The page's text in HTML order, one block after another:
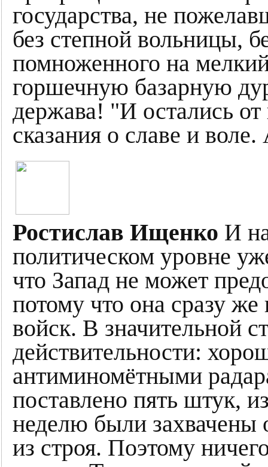
государства, не
без степной вольницы,
помноженного на
горшечную базарную
держава! "И остались
сказания о славе и
Ростислав Ищенко И
политическом уровне
что Запад не может
потому что она сразу
войск. В значительной
действительности:
антиминомётными
поставлено пять штук,
неделю были захвачены
из строя. Поэтому